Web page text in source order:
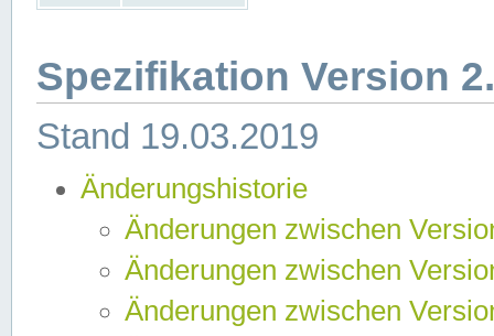
Spezifikation Version
Stand 19.03.2019
Änderungshistorie
Änderungen zwischen
Änderungen zwischen
Änderungen zwischen